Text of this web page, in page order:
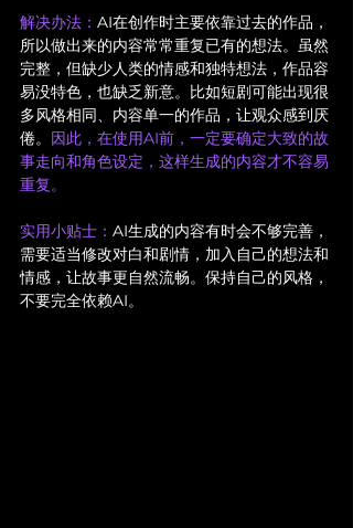
解决办法： AI在创作时主要依靠过去的作品，
所以做出来的内容常常重复已有的想法。虽然
完整，但缺少人类的情感和独特想法，作品容
易没特色，也缺乏新意。比如短剧可能出现很
多风格相同、内容单一的作品，让观众感到厌
倦。 因此，在使用AI前，一定要确定大致的故
事走向和角色设定，这样生成的内容才不容易
重复。
实用小贴士： AI生成的内容有时会不够完善，
需要适当修改对白和剧情，加入自己的想法和
情感，让故事更自然流畅。保持自己的风格，
不要完全依赖AI。